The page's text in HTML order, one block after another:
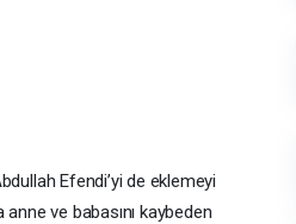
Efendi’yi de eklemeyi
ve babasını kaybeden